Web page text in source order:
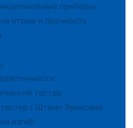
приборы
отрыв и прочность
тестер
/ Штамп Эриксена
изгиб